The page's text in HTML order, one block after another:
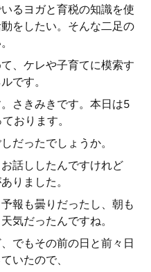
るヨガと育税の知識を使
をしたい。そんな二足の
、ケレや子育てに模索す
です。
さきみきです。本日は5
おります。
だったでしょうか。
話ししたんですけれど
りました。
報も曇りだったし、朝も
気だったんですね。
でもその前の日と前々日
いたので、